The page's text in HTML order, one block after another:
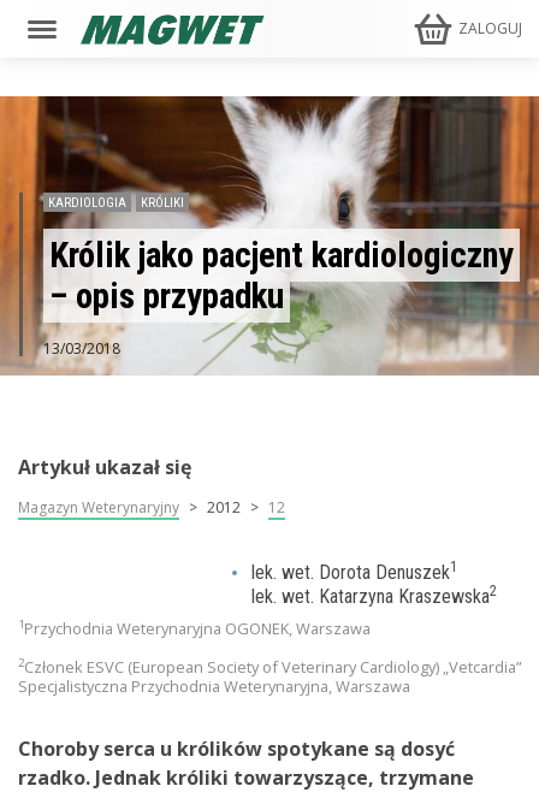
ZALOGUJ
KARDIOLOGIA KRÓLIKI
Królik jako pacjent kardiologiczny
– opis przypadku
13/03/2018
Artykuł ukazał się
Magazyn Weterynaryjny 2012 12
lek. wet. Dorota Denuszek1
lek. wet. Katarzyna Kraszewska2
1Przychodnia Weterynaryjna OGONEK, Warszawa
2Członek ESVC (European Society of Veterinary Cardiology) „Vetcardia”
Specjalistyczna Przychodnia Weterynaryjna, Warszawa
Choroby serca u królików spotykane są dosyć
rzadko. Jednak króliki towarzyszące, trzymane